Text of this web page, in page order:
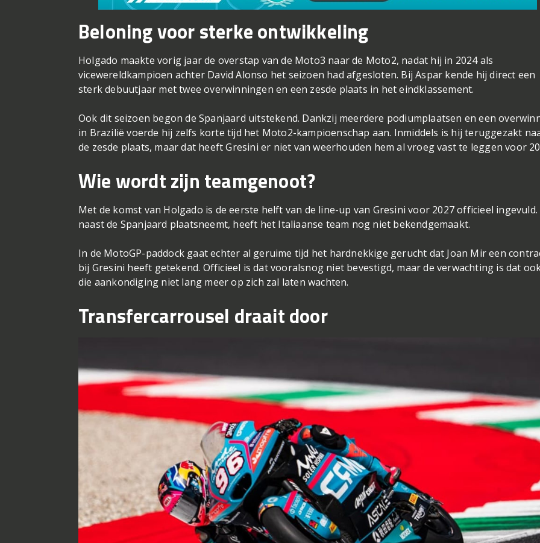
Beloning voor sterke ontwikkeling
Holgado maakte vorig jaar de overstap van de Moto3 naar de Moto2, nadat hij in 2024 als
vicewereldkampioen achter David Alonso het seizoen had afgesloten. Bij Aspar kende hij direct een
sterk debuutjaar met twee overwinningen en een zesde plaats in het eindklassement.
Ook dit seizoen begon de Spanjaard uitstekend. Dankzij meerdere podiumplaatsen en een
in Brazilië voerde hij zelfs korte tijd het Moto2-kampioenschap aan. Inmiddels is hij teruggezakt
de zesde plaats, maar dat heeft Gresini er niet van weerhouden hem al vroeg vast te leggen voor
Wie wordt zijn teamgenoot?
Met de komst van Holgado is de eerste helft van de line-up van Gresini voor 2027 officieel ingevuld.
naast de Spanjaard plaatsneemt, heeft het Italiaanse team nog niet bekendgemaakt.
In de MotoGP-paddock gaat echter al geruime tijd het hardnekkige gerucht dat Joan Mir een
bij Gresini heeft getekend. Officieel is dat vooralsnog niet bevestigd, maar de verwachting is dat
die aankondiging niet lang meer op zich zal laten wachten.
Transfercarrousel draait door